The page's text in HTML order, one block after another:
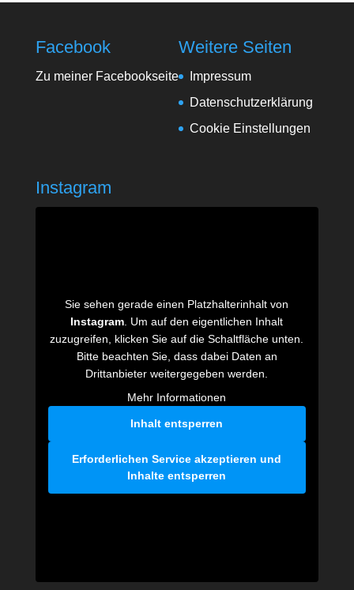
Facebook
Zu meiner Facebookseite
Weitere Seiten
Impressum
Datenschutzerklärung
Cookie Einstellungen
Instagram
Sie sehen gerade einen Platzhalterinhalt von
Instagram. Um auf den eigentlichen Inhalt
zuzugreifen, klicken Sie auf die Schaltfläche unten.
Bitte beachten Sie, dass dabei Daten an
Drittanbieter weitergegeben werden.
Mehr Informationen
Inhalt entsperren
Erforderlichen Service akzeptieren und
Inhalte entsperren